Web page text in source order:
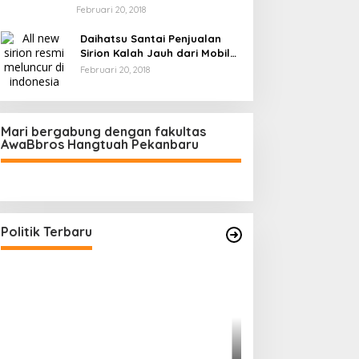
Februari 20, 2018
Daihatsu Santai Penjualan
Sirion Kalah Jauh dari Mobil
LCGC
Februari 20, 2018
Mari bergabung dengan fakultas
AwaBbros Hangtuah Pekanbaru
Politik Terbaru
Personel, Tegaskan Komitmen
Bersih Narkoba
Di Politik, Polri | Februari 23, 2026